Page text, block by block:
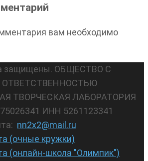
вам необходимо
защищены. ОБЩЕСТВО С
ТВОРЧЕСКАЯ ЛАБОРАТОРИЯ
ИНН 5261123341
nn2x2@mail.ru
(очные кружки)
(онлайн-школа "Олимпик")